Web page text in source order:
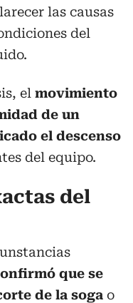
las causas
del
el movimiento
de un
el descenso
del equipo.
del
que se
de la soga o